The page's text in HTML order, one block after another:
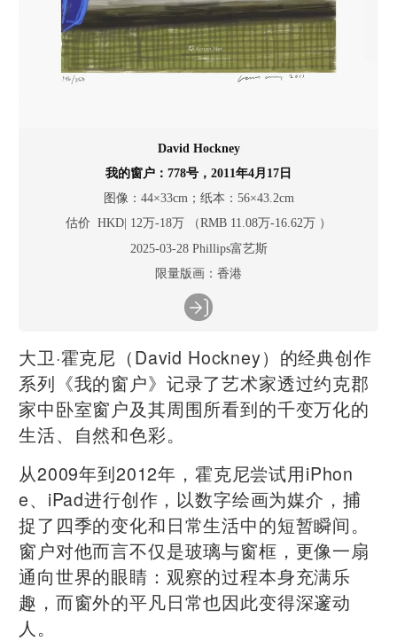
David Hockney
我的窗户：778号，2011年4月17日
图像：44×33cm；纸本：56×43.2cm
估价 HKD| 12万-18万 （RMB 11.08万-16.62万 ）
2025-03-28 Phillips富艺斯
限量版画：香港
大卫·霍克尼（David Hockney）的经典创作
系列《我的窗户》记录了艺术家透过约克郡
家中卧室窗户及其周围所看到的千变万化的
生活、自然和色彩。
从2009年到2012年，霍克尼尝试用iPhon
e、iPad进行创作，以数字绘画为媒介，捕
捉了四季的变化和日常生活中的短暂瞬间。
窗户对他而言不仅是玻璃与窗框，更像一扇
通向世界的眼睛：观察的过程本身充满乐
趣，而窗外的平凡日常也因此变得深邃动
人。